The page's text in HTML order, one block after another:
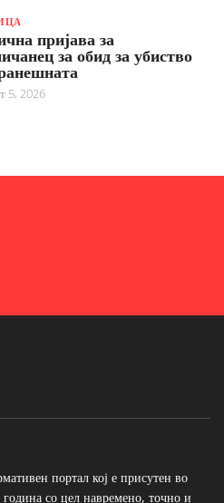
пријава за
за обид за убиство
5, 2026
портал кој е присутен во
со цел навремено, точно и